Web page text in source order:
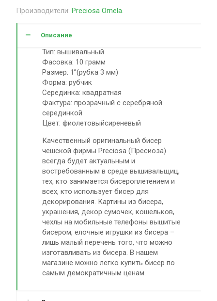
Производители: Preciosa Ornela.
Описание
Тип: вышивальный
Фасовка: 10 грамм
Размер: 1”(рубка 3 мм)
Форма: рубчик
Серединка: квадратная
Фактура: прозрачный с серебряной
серединкой
Цвет: фиолетовыйсиреневый
Качественный оригинальный бисер
чешской фирмы Preciosa (Пресиоза)
всегда будет актуальным и
востребованным в среде вышивальщиц,
тех, кто занимается бисероплетением и
всех, кто использует бисер для
декорирования. Картины из бисера,
украшения, декор сумочек, кошельков,
чехлы на мобильные телефоны вышитые
бисером, елочные игрушки из бисера –
лишь малый перечень того, что можно
изготавливать из бисера. В нашем
магазине можно легко купить бисер по
самым демократичным ценам.